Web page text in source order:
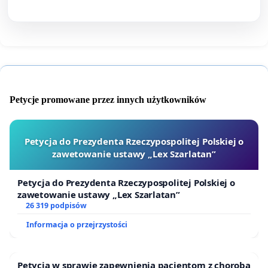
Petycje promowane przez innych użytkowników
Petycja do Prezydenta Rzeczypospolitej Polskiej o
zawetowanie ustawy „Lex Szarlatan”
Petycja do Prezydenta Rzeczypospolitej Polskiej o
zawetowanie ustawy „Lex Szarlatan”
26 319 podpisów
Informacja o przejrzystości
Petycja w sprawie zapewnienia pacjentom z chorobą